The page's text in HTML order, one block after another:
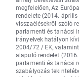
megfelelően, Az
rendelete (2014.
visszaélésekről szóló
parlamenti és tanácsi
irányelvek hatályon
2004/72 / EK,
alapuló rendelet
parlamenti és tanácsi
szabályozás